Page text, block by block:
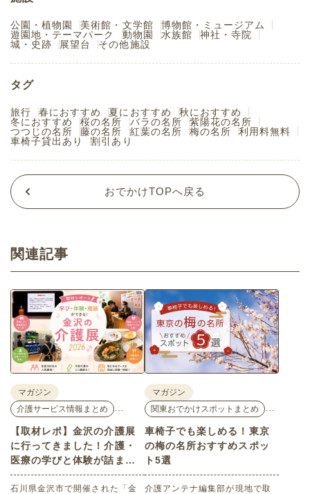
公園・植物園 美術館・文学館
博物館・ミュージアム
遊園地・テーマパーク
動物園 水族館
神社・寺院
城・史跡
展望台 その他施設
タグ
旅行 春におすすめ 夏におすすめ
秋におすすめ
冬におすすめ
桜の名所 バラの名所
紫陽花の名所
つつじの名所
藤の名所 紅葉の名所 梅の名所
利用料無料
車椅子貸出あり
割引あり
おでかけTOPへ戻る
関連記事
マガジン
介護サービス情報まとめ
【取材レポ】金沢の介護展
に行ってきました！介護・
医療の学びと体験が詰まっ
た1日。
石川県金沢市で開催された「金
マガジン
関東おでかけスポットまとめ
車椅子でも楽しめる！東京
の梅の名所おすすめスポッ
ト5選
介護アンテナ編集部が現地で取